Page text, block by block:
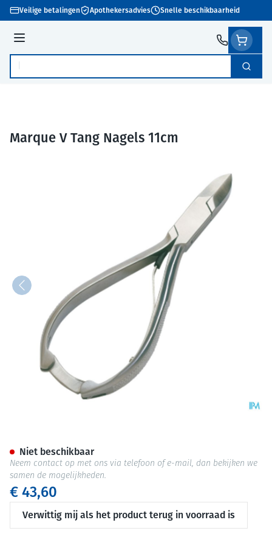
Ga naar de inhoud
Veilige betalingen Apothekersadvies Snelle beschikbaarheid
Menu
Product, merk, categorie... Zoek
Marque V Tang Nagels 11cm
€ 43,60
Verwittig mij als het product terug in voorraad is
Niet beschikbaar
Neem contact op met ons via telefoon of e-mail, dan bekijken we
samen de mogelijkheden.